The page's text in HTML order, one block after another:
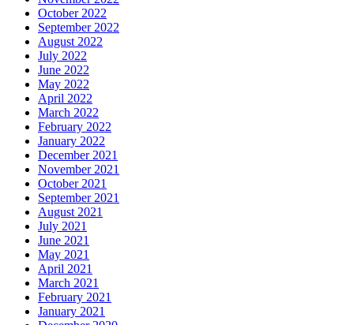
October 2022
September 2022
August 2022
July 2022
June 2022
May 2022
April 2022
March 2022
February 2022
January 2022
December 2021
November 2021
October 2021
September 2021
August 2021
July 2021
June 2021
May 2021
April 2021
March 2021
February 2021
January 2021